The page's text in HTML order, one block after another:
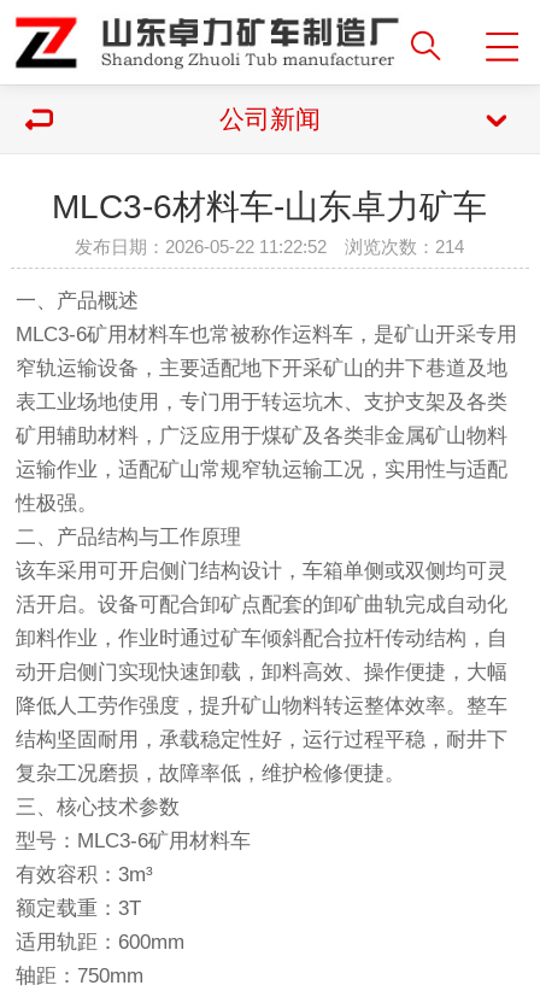
公司新闻
MLC3-6材料车-山东卓力矿车
发布日期：2026-05-22 11:22:52 浏览次数： 214
一、产品概述
MLC3-6矿用材料车也常被称作运料车，是矿山开采专用
窄轨运输设备，主要适配地下开采矿山的井下巷道及地
表工业场地使用，专门用于转运坑木、支护支架及各类
矿用辅助材料，广泛应用于煤矿及各类非金属矿山物料
运输作业，适配矿山常规窄轨运输工况，实用性与适配
性极强。
二、产品结构与工作原理
该车采用可开启侧门结构设计，车箱单侧或双侧均可灵
活开启。设备可配合卸矿点配套的卸矿曲轨完成自动化
卸料作业，作业时通过矿车倾斜配合拉杆传动结构，自
动开启侧门实现快速卸载，卸料高效、操作便捷，大幅
降低人工劳作强度，提升矿山物料转运整体效率。整车
结构坚固耐用，承载稳定性好，运行过程平稳，耐井下
复杂工况磨损，故障率低，维护检修便捷。
三、核心技术参数
型号：MLC3-6矿用材料车
有效容积：3m³
额定载重：3T
适用轨距：600mm
轴距：750mm